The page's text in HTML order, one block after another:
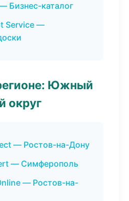
Бизнес-каталог
Service —
Южный
округ
— Ростов-на-Дону
— Симферополь
— Ростов-на-